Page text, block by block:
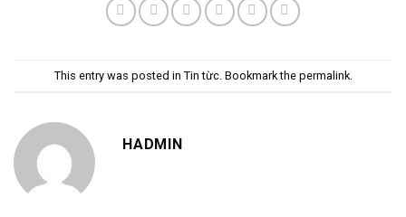
This entry was posted in Tin từc. Bookmark the permalink.
HADMIN